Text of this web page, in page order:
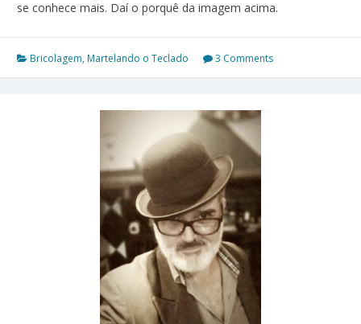
se conhece mais. Daí o porquê da imagem acima.
Bricolagem, Martelando o Teclado 3 Comments